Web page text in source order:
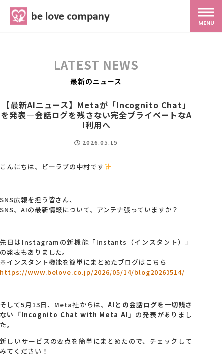
MENU
SNS広報
最新ブログ
会社概要
アクセス
採用情報
お問い合わせ
LATEST NEWS
最新のニュース
【最新AIニュース】Metaが「Incognito Chat」
を発表―会話ログを残さない完全プライベートなA
I利用へ
2026.05.15
こんにちは、ビーラブの中村です
SNS広報を担う皆さん、
SNS、AIの最新情報について、アンテナ張っていますか？
先日はInstagramの新機能「Instants（インスタント）」
の発表もありました。
※インスタント機能を簡単にまとめたブログはこちら
https://www.belove.co.jp/2026/05/14/blog20260514/
そして5月13日、Meta社からは、AIとの会話ログを一切残さ
ない「Incognito Chat with Meta AI」 の発表がありまし
た。
新しいサービスの要点を簡単にまとめたので、チェックして
みてください！